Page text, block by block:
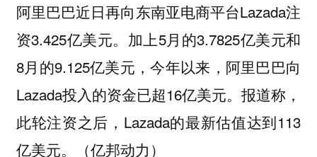
阿里巴巴近日再向东南亚电商平台Lazada注
资3.425亿美元。加上5月的3.7825亿美元和
8月的9.125亿美元，今年以来，阿里巴巴向
Lazada投入的资金已超16亿美元。报道称，
此轮注资之后，Lazada的最新估值达到113
亿美元。（亿邦动力）